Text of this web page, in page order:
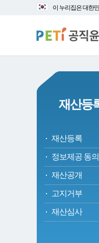
이 누리집은 대한
재산등
재산등록
정보제공 동의
재산공개
고지거부
재산심사